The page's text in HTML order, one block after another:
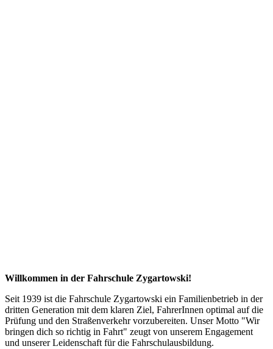
Willkommen in der Fahrschule Zygartowski!
Seit 1939 ist die Fahrschule Zygartowski ein Familienbetrieb in der
dritten Generation mit dem klaren Ziel, FahrerInnen optimal auf die
Prüfung und den Straßenverkehr vorzubereiten. Unser Motto "Wir
bringen dich so richtig in Fahrt" zeugt von unserem Engagement
und unserer Leidenschaft für die Fahrschulausbildung.